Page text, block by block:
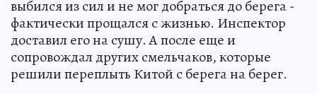
выбился из сил и не мог добраться до берега -
фактически прощался с жизнью. Инспектор
доставил его на сушу. А после еще и
сопровождал других смельчаков, которые
решили переплыть Китой с берега на берег.